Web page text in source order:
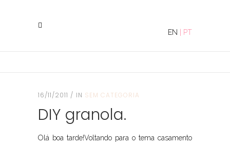
EN PT
16/11/2011 IN SEM CATEGORIA
DIY granola.
Olá boa tarde!Voltando para o tema casamento